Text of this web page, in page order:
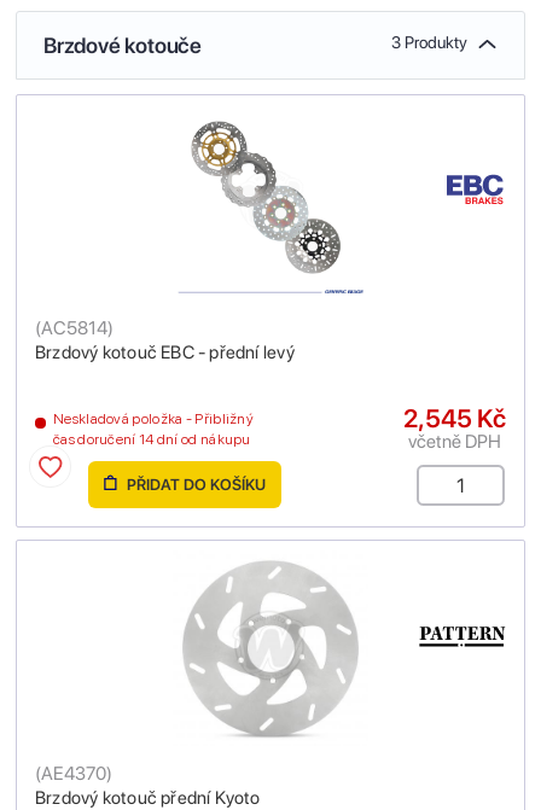
Brzdové kotouče 3 Produkty
Brzdový kotouč EBC - přední levý
(AC5814)
Neskladová položka - Přibližný
čas doručení 14 dní od nákupu
2,545 Kč
včetně DPH
PŘIDAT DO KOŠÍKU
Brzdový kotouč přední Kyoto
(AE4370)